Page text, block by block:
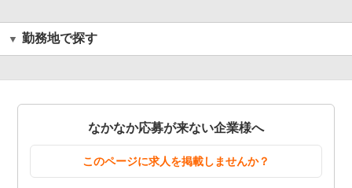
勤務地で探す
なかなか応募が来ない企業様へ
このページに求人を掲載しませんか？